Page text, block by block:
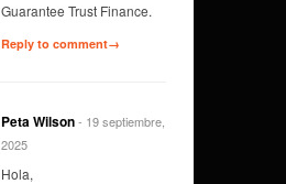
Guarantee Trust Finance.
Reply to comment→
Peta Wilson- 19 septiembre,
2025
Hola,